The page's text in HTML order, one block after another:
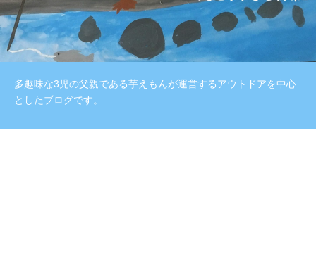
多趣味な3児の父親である芋えもんが運営するアウトドアを中心
としたブログです。